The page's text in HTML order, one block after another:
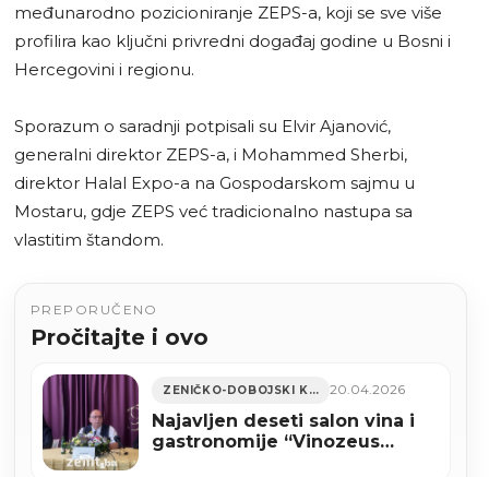
međunarodno pozicioniranje ZEPS-a, koji se sve više
profilira kao ključni privredni događaj godine u Bosni i
Hercegovini i regionu.
Sporazum o saradnji potpisali su Elvir Ajanović,
generalni direktor ZEPS-a, i Mohammed Sherbi,
direktor Halal Expo-a na Gospodarskom sajmu u
Mostaru, gdje ZEPS već tradicionalno nastupa sa
vlastitim štandom.
PREPORUČENO
Pročitajte i ovo
ZENIČKO-DOBOJSKI KANTON 20.04.2026
Najavljen deseti salon vina i
gastronomije “Vinozeus